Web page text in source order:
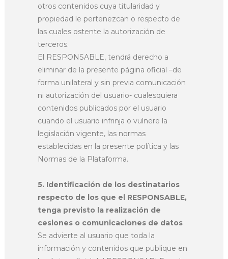
otros contenidos cuya titularidad y
propiedad le pertenezcan o respecto de
las cuales ostente la autorización de
terceros.
El RESPONSABLE, tendrá derecho a
eliminar de la presente página oficial –de
forma unilateral y sin previa comunicación
ni autorización del usuario- cualesquiera
contenidos publicados por el usuario
cuando el usuario infrinja o vulnere la
legislación vigente, las normas
establecidas en la presente política y las
Normas de la Plataforma.
5. Identificación de los destinatarios
respecto de los que el RESPONSABLE,
tenga previsto la realización de
cesiones o comunicaciones de datos
Se advierte al usuario que toda la
información y contenidos que publique en